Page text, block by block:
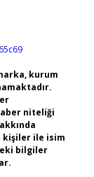
kurum
niteliği
kişiler ile isim
bilgiler